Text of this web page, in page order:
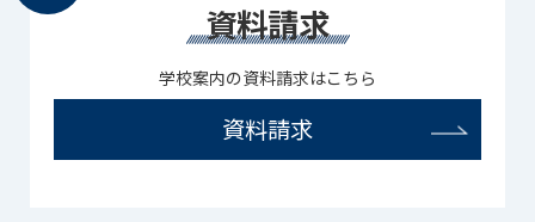
資料請求
学校案内の資料請求はこちら
資料請求